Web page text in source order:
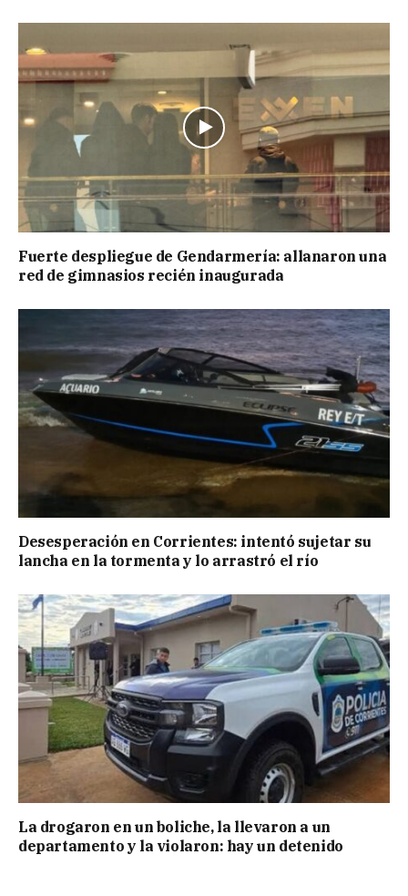
Fuerte despliegue de Gendarmería: allanaron una
red de gimnasios recién inaugurada
Desesperación en Corrientes: intentó sujetar su
lancha en la tormenta y lo arrastró el río
La drogaron en un boliche, la llevaron a un
departamento y la violaron: hay un detenido